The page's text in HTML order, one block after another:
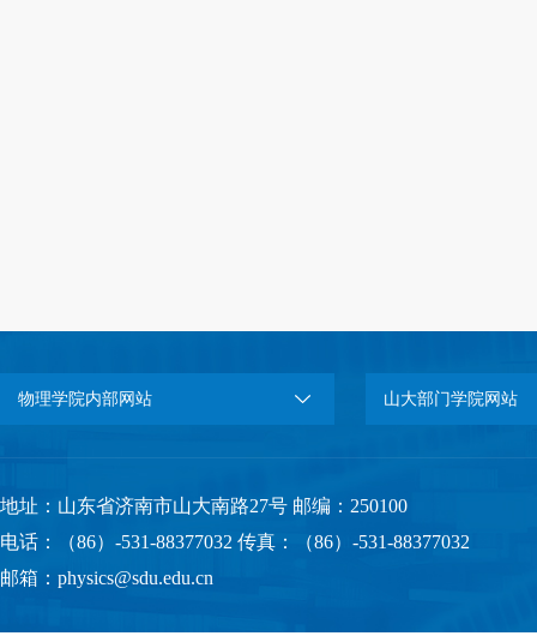
物理学院内部网站 山大部门学院网站
地址：山东省济南市山大南路27号 邮编：250100
电话：（86）-531-88377032 传真：（86）-531-88377032
邮箱：physics@sdu.edu.cn